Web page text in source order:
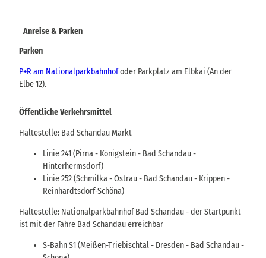
Anreise & Parken
Parken
P+R am Nationalparkbahnhofoder Parkplatz am Elbkai (An der
Elbe 12).
Öffentliche Verkehrsmittel
Haltestelle: Bad Schandau Markt
Linie 241 (Pirna - Königstein - Bad Schandau -
Hinterhermsdorf)
Linie 252 (Schmilka - Ostrau - Bad Schandau - Krippen -
Reinhardtsdorf-Schöna)
Haltestelle: Nationalparkbahnhof Bad Schandau - der Startpunkt
ist mit der Fähre Bad Schandau erreichbar
S-Bahn S1 (Meißen-Triebischtal - Dresden - Bad Schandau -